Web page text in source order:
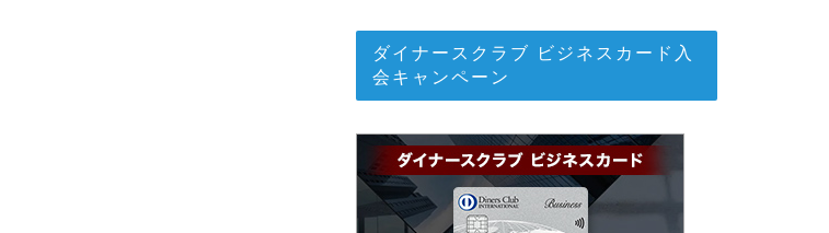
ダイナースクラブ ビジネスカード入
会キャンペーン